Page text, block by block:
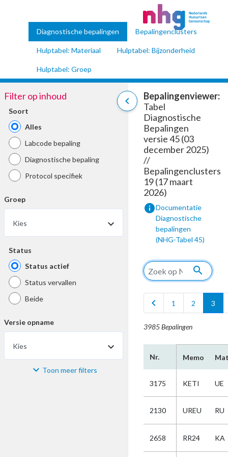
Diagnostische bepalingen Bepalingenclusters
Hulptabel: Materiaal Hulptabel: Bijzonderheid
Hulptabel: Groep
chevron_left
Filter op inhoud
Soort
Alles
Labcode bepaling
Diagnostische bepaling
Protocol specifiek
Groep
Kies
Status
Status actief
Status vervallen
Beide
Versie opname
Kies
Materiaal Toon meer filters
Bepalingenviewer:
Tabel
Diagnostische
Bepalingen
versie 45 (03
december 2025)
//
Bepalingenclusters
19 (17 maart
2026)
infoDocumentatie
Diagnostische
bepalingen
(NHG-Tabel 45)
search
chevron_left 1 2 3
3985 Bepalingen
Nr. Memo
3175 KETI UE
2130 UREU RU
2658 RR24 KA